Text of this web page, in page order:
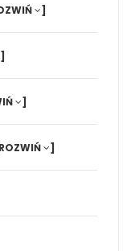
]
]
]
]